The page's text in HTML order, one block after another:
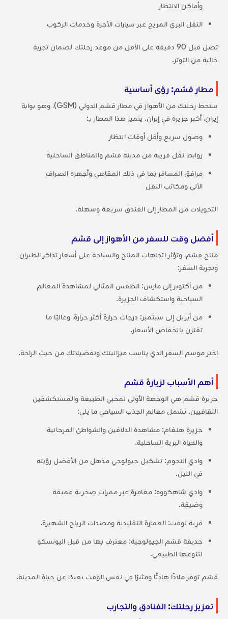
وأماكن الانتظار
النقل البري المريح عبر سيارات الأجرة وخدمات الركوب
تصل قبل 90 دقيقة على الأقل من موعد رحلتك لضمان تجربة
خالية من التوتر.
مطار قشم: رؤى أساسية
ستحط رحلتك من الأهواز في مطار قشم الدولي (GSM)، وهو بوابة
إيران، أكبر جزيرة في إيران. يتميز هذا المطار بـ:
وصول سريع وأقل أوقات انتظار
روابط نقل قريبة من مدينة قشم والمناطق الساحلية
مرافق المسافر بما في ذلك المقاهي وأجهزة الصراف
الآلي ومكاتب النقل
التحويلات من المطار إلى الفندق سريعة وسهلة.
أفضل وقت للسفر من الأهواز إلى قشم
مناخ قشم، وتؤثر اتجاهات المناخ والسياحة على أسعار تذاكر الطيران
وتجربة السفر:
من أكتوبر إلى مارس: الطقس المثالي لمشاهدة المعالم
السياحية واستكشاف الجزيرة.
من أبريل إلى سبتمبر: درجات حرارة أكثر حرارة، وغالبًا ما
تقترن بانخفاض الأسعار.
اختر موسم السفر الذي يناسب ميزانيتك وتفضيلاتك من حيث الراحة.
أهم الأسباب لزيارة قشم
جزيرة قشم هي الوجهة الأولى لمحبي الطبيعة والمستكشفين
الثقافيين. تشمل معالم الجذب السياحي ما يلي:
جزيرة هنغام: مشاهدة الدلافين والشواطئ المرجانية
والحياة البرية الساحلية.
وادي النجوم: تشكيل جيولوجي مذهل من الأفضل رؤيته
في الليل.
وادي شاهكووه: مغامرة عبر ممرات صخرية عميقة
وضيقة.
قرية لوفت: العمارة التقليدية ومصدات الرياح الشهيرة.
حديقة قشم الجيولوجية: معترف بها من قبل اليونسكو
لتنوعها الطبيعي.
قشم توفر ملاذًا هادئًا ومثيرًا في نفس الوقت بعيدًا عن حياة المدينة.
تعزيز رحلتك: الفنادق والتجارب